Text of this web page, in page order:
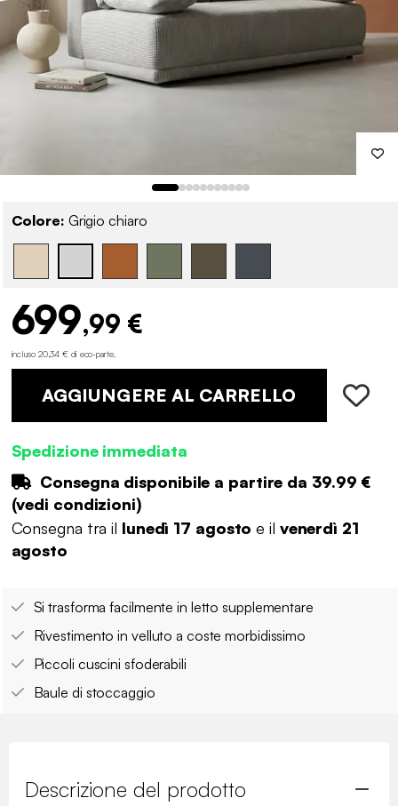
Colore: Grigio chiaro
699,99 €
incluso 20,34 € di eco-parte.
AGGIUNGERE AL CARRELLO
Spedizione immediata
Consegna disponibile a partire da 39.99 €
(vedi condizioni)
Consegna tra il lunedì 17 agosto e il venerdì 21
agosto
Si trasforma facilmente in letto supplementare
Rivestimento in velluto a coste morbidissimo
Piccoli cuscini sfoderabili
Baule di stoccaggio
Descrizione del prodotto